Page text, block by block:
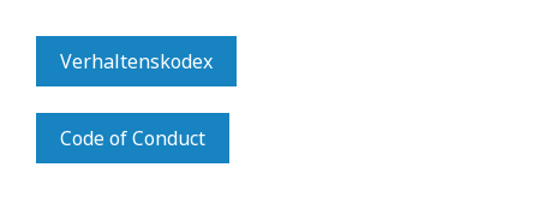
Verhaltenskodex
Code of Conduct